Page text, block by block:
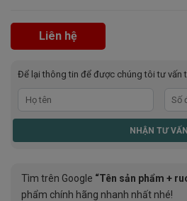
Liên hệ
Để lại thông tin để được chúng tôi tư vấn
Tìm trên Google “Tên sản phẩm +
phẩm chính hãng nhanh nhất nhé!